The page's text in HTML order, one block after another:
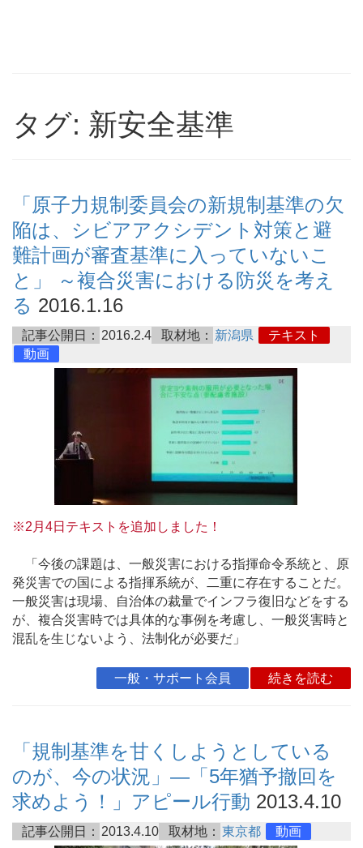
タグ: 新安全基準
「原子力規制委員会の新規制基準の欠
陥は、シビアアクシデント対策と避
難計画が審査基準に入っていないこ
と」 ～複合災害における防災を考え
る 2016.1.16
記事公開日： 2016.2.4 取材地： 新潟県
テキスト
動画
※2月4日テキストを追加しました！
「今後の課題は、一般災害における指揮命令系統と、原
発災害での国による指揮系統が、二重に存在することだ。
一般災害は現場、自治体の裁量でインフラ復旧などをする
が、複合災害時では具体的な事例を考慮し、一般災害時と
混乱を生じないよう、法制化が必要だ」
一般・サポート会員 続きを読む
「規制基準を甘くしようとしている
のが、今の状況」―「5年猶予撤回を
求めよう！」アピール行動 2013.4.10
記事公開日： 2013.4.10 取材地： 東京都 動画